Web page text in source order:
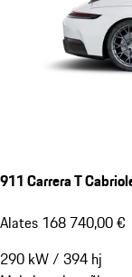
911 Carrera T
Alates 168 740,00 €
290 kW/ 394 hj